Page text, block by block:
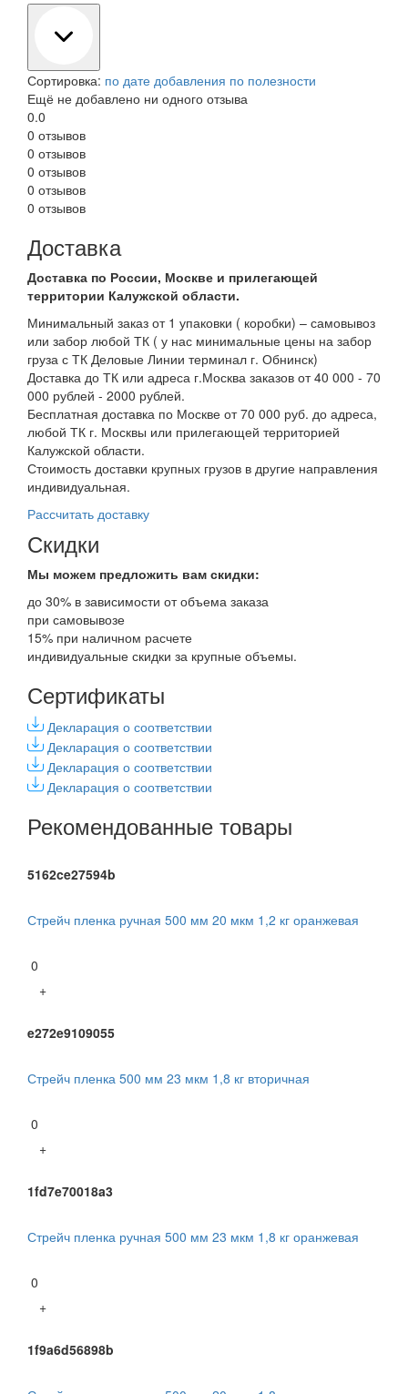
Сортировка: по дате добавления по полезности
Ещё не добавлено ни одного отзыва
0.0
0 отзывов
0 отзывов
0 отзывов
0 отзывов
0 отзывов
Доставка
Доставка по России, Москве и прилегающей
территории Калужской области.
Минимальный заказ от 1 упаковки ( коробки) – самовывоз
или забор любой ТК ( у нас минимальные цены на забор
груза с ТК Деловые Линии терминал г. Обнинск)
Доставка до ТК или адреса г.Москва заказов от 40 000 - 70
000 рублей - 2000 рублей.
Бесплатная доставка по Москве от 70 000 руб. до адреса,
любой ТК г. Москвы или прилегающей территорией
Калужской области.
Стоимость доставки крупных грузов в другие направления
индивидуальная.
Рассчитать доставку
Скидки
Мы можем предложить вам скидки:
до 30% в зависимости от объема заказа
при самовывозе
15% при наличном расчете
индивидуальные скидки за крупные объемы.
Сертификаты
Декларация о соответствии
Декларация о соответствии
Декларация о соответствии
Декларация о соответствии
Рекомендованные товары
5162ce27594b
Стрейч пленка ручная 500 мм 20 мкм 1,2 кг оранжевая
0
+
e272e9109055
Стрейч пленка 500 мм 23 мкм 1,8 кг вторичная
0
+
1fd7e70018a3
Стрейч пленка ручная 500 мм 23 мкм 1,8 кг оранжевая
0
+
1f9a6d56898b